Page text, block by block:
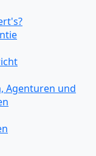
Agenturen und